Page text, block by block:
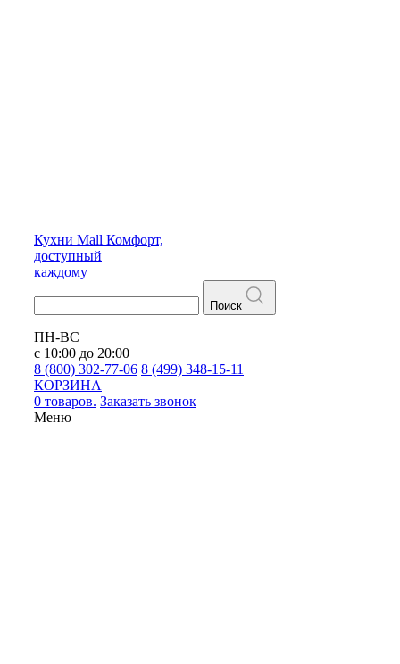
Кухни Mall Комфорт,
доступный
каждому
Поиск
ПН-ВС
с 10:00 до 20:00
8 (800) 302-77-06 8 (499) 348-15-11
КОРЗИНА
0 товаров. Заказать звонок
Меню